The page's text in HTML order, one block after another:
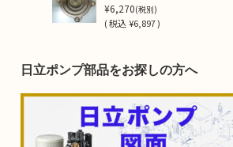
¥6,270(税別)
(税込¥6,897 )
日立ポンプ部品をお探しの方へ